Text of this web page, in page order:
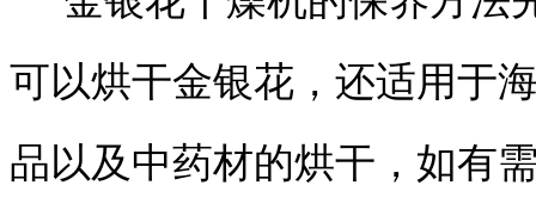
可以烘干金银花，还适用于
品以及中药材的烘干，如有